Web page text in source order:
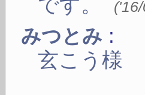
(
みつとみ :
玄こう様